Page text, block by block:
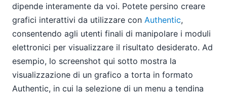
dipende interamente da voi. Potete persino creare
grafici interattivi da utilizzare con Authentic,
consentendo agli utenti finali di manipolare i moduli
elettronici per visualizzare il risultato desiderato. Ad
esempio, lo screenshot qui sotto mostra la
visualizzazione di un grafico a torta in formato
Authentic, in cui la selezione di un menu a tendina